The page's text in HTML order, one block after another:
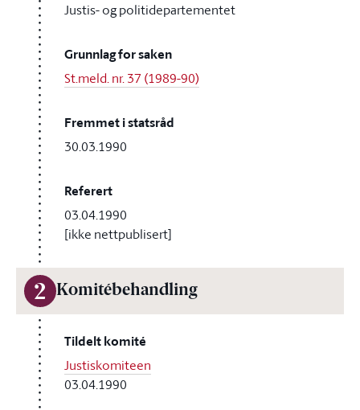
Justis- og politidepartementet
Grunnlag for saken
St.meld. nr. 37 (1989-90)
Fremmet i statsråd
30.03.1990
Referert
03.04.1990
[ikke nettpublisert]
2 Komitébehandling
Tildelt komité
Justiskomiteen
03.04.1990